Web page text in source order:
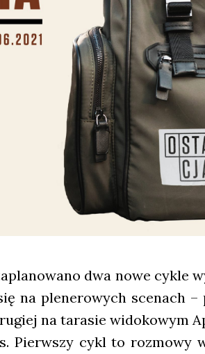
dwa nowe cykle
na ple­ne­ro­wych sce­nach
na tara­sie wido­ko­wym
Pierw­szy cykl to roz­mo­wy